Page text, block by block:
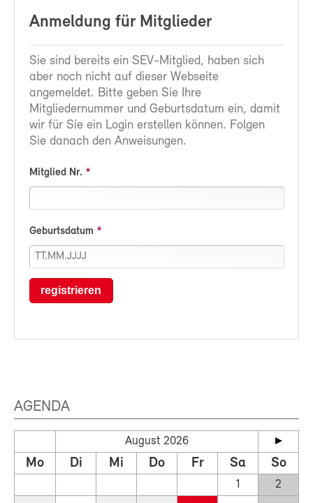
Anmeldung für Mitglieder
Sie sind bereits ein SEV-Mitglied, haben sich
aber noch nicht auf dieser Webseite
angemeldet. Bitte geben Sie Ihre
Mitgliedernummer und Geburtsdatum ein, damit
wir für Sie ein Login erstellen können. Folgen
Sie danach den Anweisungen.
Mitglied Nr.
Geburtsdatum
registrieren
AGENDA
August 2026
Mo Di Mi Do Fr Sa So
1
2